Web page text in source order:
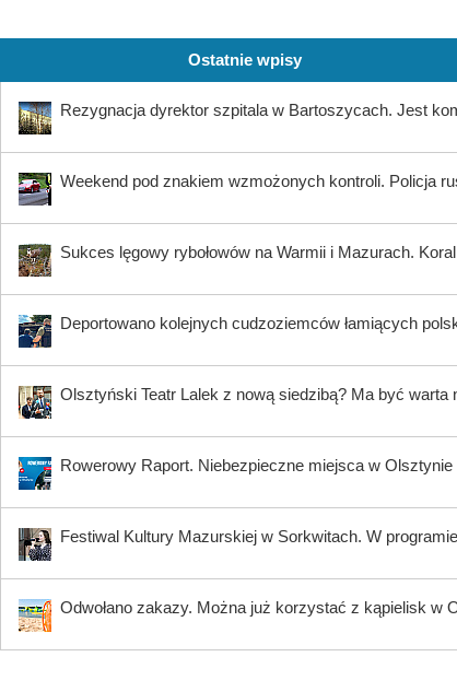
Ostatnie wpisy
Rezygnacja dyrektor szpitala w Bartoszycach. Jest
Weekend pod znakiem wzmożonych kontroli. Policja
Sukces lęgowy rybołowów na Warmii i Mazurach.
Deportowano kolejnych cudzoziemców łamiących
Olsztyński Teatr Lalek z nową siedzibą? Ma być warta
Rowerowy Raport. Niebezpieczne miejsca w Olsztynie
Festiwal Kultury Mazurskiej w Sorkwitach. W
Odwołano zakazy. Można już korzystać z kąpielisk w